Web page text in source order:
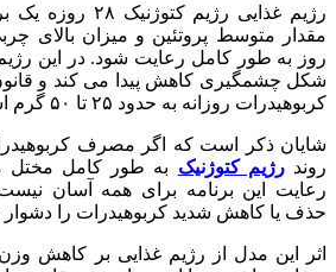
رژیم غذایی رژیم
روز به طور کامل رعایت شود. در این
شکل چشمگیری کاهش پیدا می کند و
کربوهیدرات روزانه به حدود ۲۵ تا ۵۰ گرم است.
شایان ذکر است که اگر مصرف
روندرژیم کتوژنیک به طور کامل مختل
رعایت این برنامه برای همه آسان
حذف یا کاهش شدید کربوهیدرات را دشوار
اثر این مدل از رژیم غذایی بر کاهش